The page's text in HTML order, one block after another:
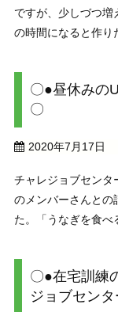
ですが、少しづつ増
の時間になると作り
ました。お気に入り
〇●昼休みの
〇
2020年7月17日
チャレジョブセン
のメンバーさんとの
た。「うなぎを食べ
も丑の日はいつ？
〇●在宅訓
ジョブセン